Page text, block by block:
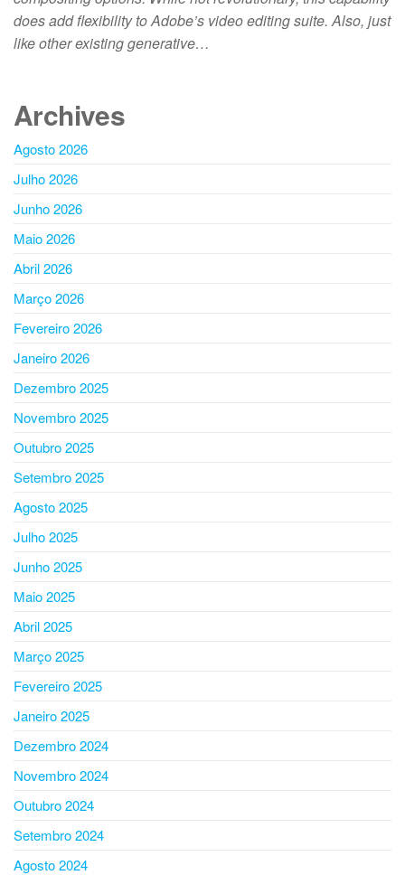
does add flexibility to Adobe’s video editing suite. Also, just
like other existing generative…
Archives
Agosto 2026
Julho 2026
Junho 2026
Maio 2026
Abril 2026
Março 2026
Fevereiro 2026
Janeiro 2026
Dezembro 2025
Novembro 2025
Outubro 2025
Setembro 2025
Agosto 2025
Julho 2025
Junho 2025
Maio 2025
Abril 2025
Março 2025
Fevereiro 2025
Janeiro 2025
Dezembro 2024
Novembro 2024
Outubro 2024
Setembro 2024
Agosto 2024